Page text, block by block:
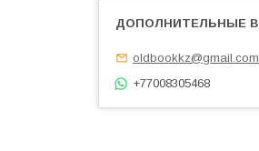
oldbookkz@gmail.com
+77008305468